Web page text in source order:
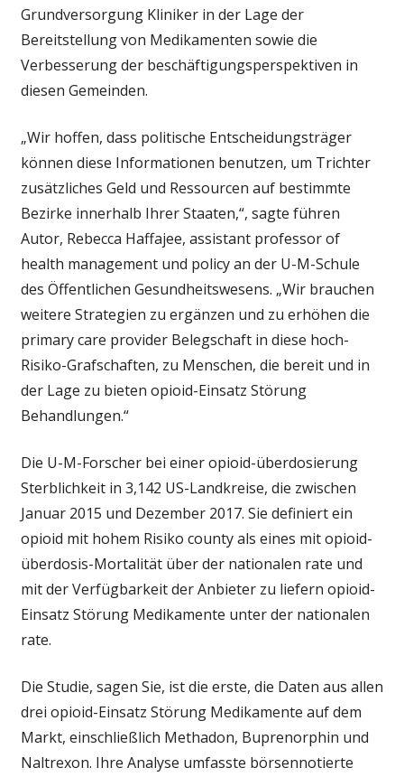
Grundversorgung Kliniker in der Lage der
Bereitstellung von Medikamenten sowie die
Verbesserung der beschäftigungsperspektiven in
diesen Gemeinden.
„Wir hoffen, dass politische Entscheidungsträger
können diese Informationen benutzen, um Trichter
zusätzliches Geld und Ressourcen auf bestimmte
Bezirke innerhalb Ihrer Staaten,“, sagte führen
Autor, Rebecca Haffajee, assistant professor of
health management und policy an der U-M-Schule
des Öffentlichen Gesundheitswesens. „Wir brauchen
weitere Strategien zu ergänzen und zu erhöhen die
primary care provider Belegschaft in diese hoch-
Risiko-Grafschaften, zu Menschen, die bereit und in
der Lage zu bieten opioid-Einsatz Störung
Behandlungen.“
Die U-M-Forscher bei einer opioid-überdosierung
Sterblichkeit in 3,142 US-Landkreise, die zwischen
Januar 2015 und Dezember 2017. Sie definiert ein
opioid mit hohem Risiko county als eines mit opioid-
überdosis-Mortalität über der nationalen rate und
mit der Verfügbarkeit der Anbieter zu liefern opioid-
Einsatz Störung Medikamente unter der nationalen
rate.
Die Studie, sagen Sie, ist die erste, die Daten aus allen
drei opioid-Einsatz Störung Medikamente auf dem
Markt, einschließlich Methadon, Buprenorphin und
Naltrexon. Ihre Analyse umfasste börsennotierte